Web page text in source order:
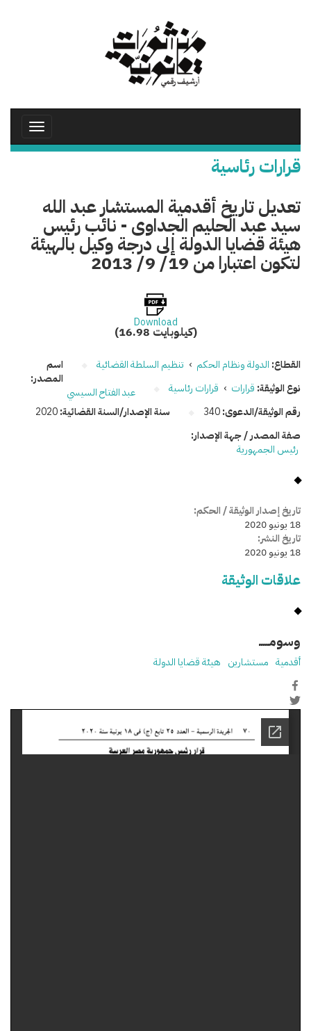
Toggle
قرارات رئاسية
تعديل تاريخ أقدمية المستشار عبد الله
سيد عبد الحليم الجداوى - نائب رئيس
هيئة قضايا الدولة إلى درجة وكيل بالهيئة
لتكون اعتبارا من 19/ 9/ 2013
Download
(16.98 كيلوبايت)
القطاع: الدولة ونظام الحكم › تنظيم السلطة القضائية
نوع الوثيقة: قرارات › قرارات رئاسية
رقم الوثيقة/الدعوى:340 سنة الإصدار/السنة القضائية:2020
اسم
المصدر:
عبد الفتاح السيسي
صفة المصدر / جهة الإصدار:
رئيس الجمهورية
تاريخ إصدار الوثيقة / الحكم:
18 يونيو 2020
تاريخ النشر:
18 يونيو 2020
علاقات الوثيقة
وسومـــــ
أقدمية مستشارين هيئة قضايا الدولة